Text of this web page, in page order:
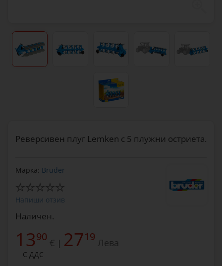
Реверсивен плуг Lemken с 5 плужни остриета.
Марка: Bruder
Напиши отзив
Наличен.
1390 € | 2719 Лева
С ДДС